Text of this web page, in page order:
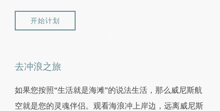
开始计划
去冲浪之旅
如果您按照“生活就是海滩”的说法生活，那么威尼斯航
空就是您的灵魂伴侣。观看海浪冲上岸边，远离威尼斯